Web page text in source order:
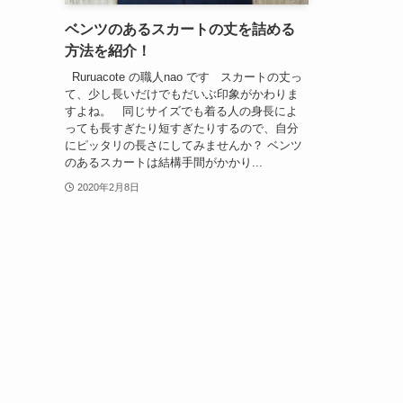
ベンツのあるスカートの丈を詰める
方法を紹介！
Ruruacote の職人nao です スカートの丈っ
て、少し長いだけでもだいぶ印象がかわりま
すよね。 同じサイズでも着る人の身長によ
っても長すぎたり短すぎたりするので、自分
にピッタリの長さにしてみませんか？ ベンツ
のあるスカートは結構手間がかかり...
2020年2月8日